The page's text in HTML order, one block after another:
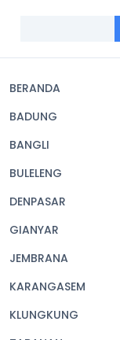
navigation
BERANDA
BADUNG
BANGLI
BULELENG
DENPASAR
GIANYAR
JEMBRANA
KARANGASEM
KLUNGKUNG